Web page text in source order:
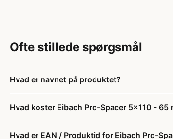
Ofte stillede spørgsmål
Hvad er navnet på produktet?
Hvad koster Eibach Pro-Spacer 5x110 - 65
Hvad er EAN / Produktid for Eibach Pro-